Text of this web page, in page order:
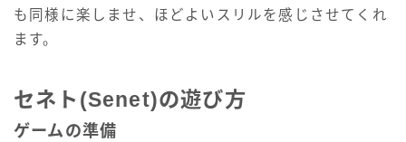
も同様に楽しませ、ほどよいスリルを感じさせてくれ
ます。
セネト(Senet)の遊び方
ゲームの準備